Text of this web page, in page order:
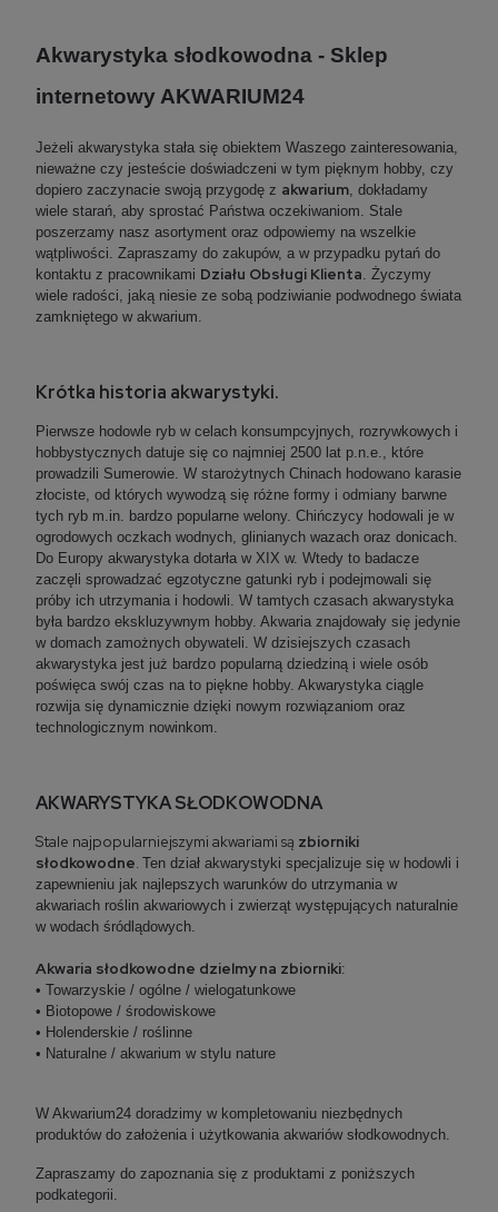
Akwarystyka słodkowodna - Sklep
internetowy AKWARIUM24
Jeżeli akwarystyka stała się obiektem Waszego zainteresowania,
nieważne czy jesteście doświadczeni w tym pięknym hobby, czy
dopiero zaczynacie swoją przygodę z akwarium , dokładamy
wiele starań, aby sprostać Państwa oczekiwaniom. Stale
poszerzamy nasz asortyment oraz odpowiemy na wszelkie
wątpliwości. Zapraszamy do zakupów, a w przypadku pytań do
kontaktu z pracownikami Działu Obsługi Klienta . Życzymy
wiele radości, jaką niesie ze sobą podziwianie podwodnego świata
zamkniętego w akwarium.
Krótka historia akwarystyki.
Pierwsze hodowle ryb w celach konsumpcyjnych, rozrywkowych i
hobbystycznych datuje się co najmniej 2500 lat p.n.e., które
prowadzili Sumerowie. W starożytnych Chinach hodowano karasie
złociste, od których wywodzą się różne formy i odmiany barwne
tych ryb m.in. bardzo popularne welony. Chińczycy hodowali je w
ogrodowych oczkach wodnych, glinianych wazach oraz donicach.
Do Europy akwarystyka dotarła w XIX w. Wtedy to badacze
zaczęli sprowadzać egzotyczne gatunki ryb i podejmowali się
próby ich utrzymania i hodowli. W tamtych czasach akwarystyka
była bardzo ekskluzywnym hobby. Akwaria znajdowały się jedynie
w domach zamożnych obywateli. W dzisiejszych czasach
akwarystyka jest już bardzo popularną dziedziną i wiele osób
poświęca swój czas na to piękne hobby. Akwarystyka ciągle
rozwija się dynamicznie dzięki nowym rozwiązaniom oraz
technologicznym nowinkom.
AKWARYSTYKA SŁODKOWODNA
Stale najpopularniejszymi akwariami są zbiorniki
słodkowodne. Ten dział akwarystyki specjalizuje się w hodowli i
zapewnieniu jak najlepszych warunków do utrzymania w
akwariach roślin akwariowych i zwierząt występujących naturalnie
w wodach śródlądowych.
Akwaria słodkowodne dzielmy na zbiorniki:
• Towarzyskie / ogólne / wielogatunkowe
• Biotopowe / środowiskowe
• Holenderskie / roślinne
• Naturalne / akwarium w stylu nature
W Akwarium24 doradzimy w kompletowaniu niezbędnych
produktów do założenia i użytkowania akwariów słodkowodnych.
Zapraszamy do zapoznania się z produktami z poniższych
podkategorii.